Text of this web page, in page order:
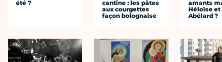
été ?
cantine : les pâtes
aux courgettes
façon bolognaise
amants
Héloïse et
Abélard ?